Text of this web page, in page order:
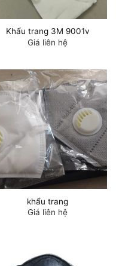
Khẩu trang 3M 9001v
Giá liên hệ
khẩu trang
Giá liên hệ